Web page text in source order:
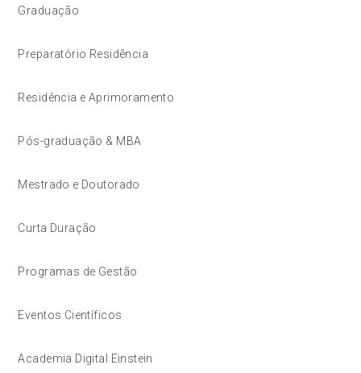
Graduação
Preparatório Residência
Residência e Aprimoramento
Pós-graduação & MBA
Mestrado e Doutorado
Curta Duração
Programas de Gestão
Eventos Científicos
Academia Digital Einstein